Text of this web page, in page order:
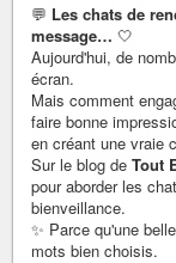
💬 Les chats de
message… 🤍
Aujourd'hui, de
écran.
Mais comment
faire bonne
en créant une vraie
Sur le blog de Tout
pour aborder les
bienveillance.
✨ Parce qu'une
mots bien choisis.